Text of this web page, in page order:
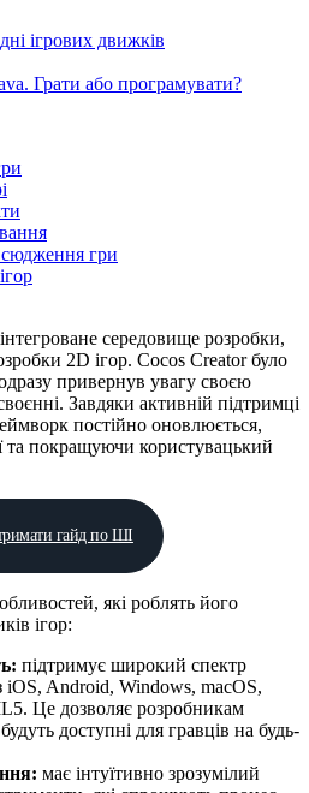
ігрових движків
Грати або програмувати?
гри
середовище розробки,
2D ігор. Cocos Creator було
привернув увагу своєю
Завдяки активній підтримці
постійно оновлюється,
та покращуючи користувацький
гайд по ШІ
які роблять його
ігор:
підтримує широкий спектр
Android, Windows, macOS,
Це дозволяє розробникам
доступні для гравців на будь-
має інтуїтивно зрозумілий